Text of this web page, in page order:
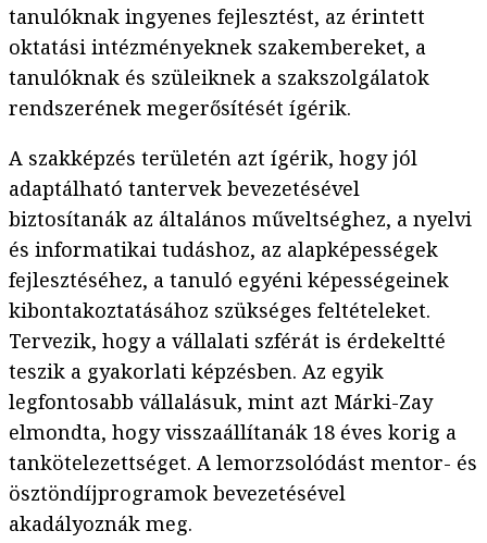
tanulóknak ingyenes fejlesztést, az érintett
oktatási intézményeknek szakembereket, a
tanulóknak és szüleiknek a szakszolgálatok
rendszerének megerősítését ígérik.
A szakképzés területén azt ígérik, hogy jól
adaptálható tantervek bevezetésével
biztosítanák az általános műveltséghez, a nyelvi
és informatikai tudáshoz, az alapképességek
fejlesztéséhez, a tanuló egyéni képességeinek
kibontakoztatásához szükséges feltételeket.
Tervezik, hogy a vállalati szférát is érdekeltté
teszik a gyakorlati képzésben. Az egyik
legfontosabb vállalásuk, mint azt Márki-Zay
elmondta, hogy visszaállítanák 18 éves korig a
tankötelezettséget. A lemorzsolódást mentor- és
ösztöndíjprogramok bevezetésével
akadályoznák meg.